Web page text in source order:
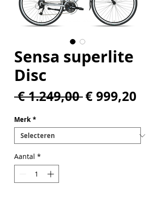
Sensa superlite
Disc
€ 1.249,00 Normale
€ 999,20
Merk *
Aantal *